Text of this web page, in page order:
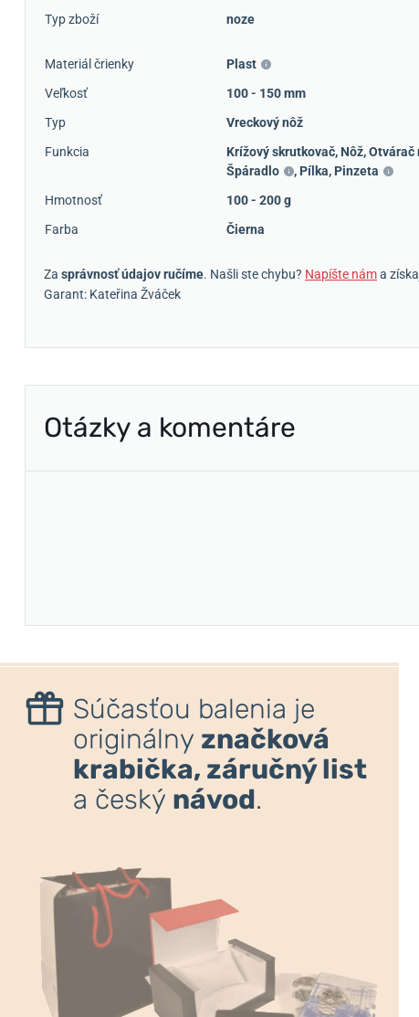
Typ zboží noze
Materiál črienky
Plast
Veľkosť
100 - 150 mm
Typ
Vreckový nôž
Funkcia
Krížový skrutkovač, Nôž,Otvárač
Špáradlo
, Pílka, Pinzeta
Hmotnosť
100 - 200 g
Farba
Čierna
Za správnosť údajov ručíme. Našli ste chybu? Napíšte náma
Garant: Kateřina Žváček
Otázky a komentáre
Súčasťou balenia je
originálny značková
krabička, záručný list
a český návod.